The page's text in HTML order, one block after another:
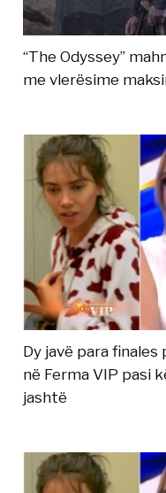
“The Odyssey”
me vlerësime
Dy javë para
në Ferma VIP pasi
jashtë